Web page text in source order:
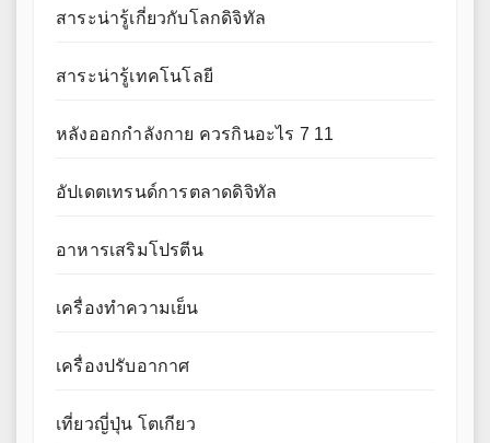
สาระน่ารู้เกี่ยวกับโลกดิจิทัล
สาระน่ารู้เทคโนโลยี
หลังออกกําลังกาย ควรกินอะไร 7 11
อัปเดตเทรนด์การตลาดดิจิทัล
อาหารเสริมโปรตีน
เครื่องทำความเย็น
เครื่องปรับอากาศ
เที่ยวญี่ปุ่น โตเกียว